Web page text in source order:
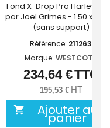
Fond X-Drop Pro Harley
par Joel Grimes - 1.50 x 2.10
(sans support)
Référence: 211263
Marque: WESTCOTT
Prix
234,64 €TTC
195,53 € HT
 Ajouter au
panier